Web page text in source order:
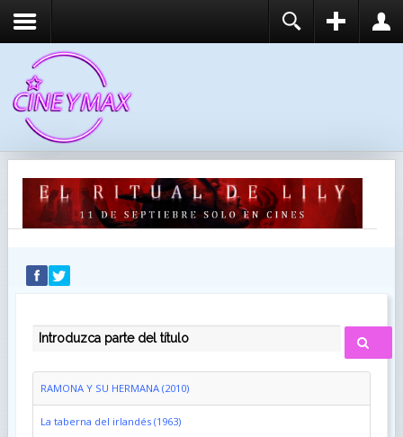
RECUÉRDEME
IDENTIFICARSE
INTRODUZCA PARTE DEL TÍTULO
RAMONA Y SU HERMANA (2010)
La taberna del irlandés (1963)